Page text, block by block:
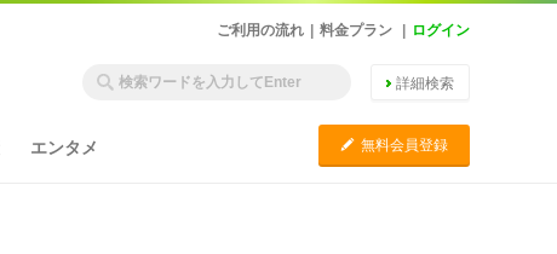
ご利用の流れ 料金プラン ログイン
詳細検索
エンタメ C 無料会員登録